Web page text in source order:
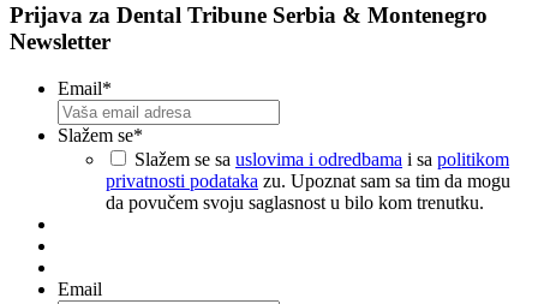
Prijava za Dental Tribune Serbia & Montenegro
Newsletter
Email*
Slažem se*
Slažem se sa uslovima i odredbama i sa politikom
privatnosti podataka zu. Upoznat sam sa tim da mogu
da povučem svoju saglasnost u bilo kom trenutku.
Email